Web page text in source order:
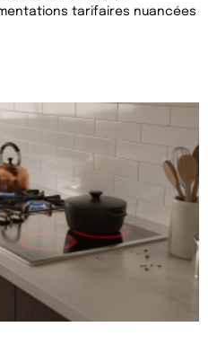
tarifaires nuancées